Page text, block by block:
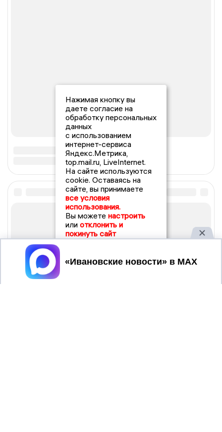
Нажимая кнопку вы
даете согласие на
обработку персональных
данных
с использованием
интернет-сервиса
Яндекс.Метрика,
top.mail.ru, LiveInternet.
На сайте используются
cookie. Оставаясь на
сайте, вы принимаете
все условия
использования.
Вы можете настроить
или отклонить и
покинуть сайт
Принять